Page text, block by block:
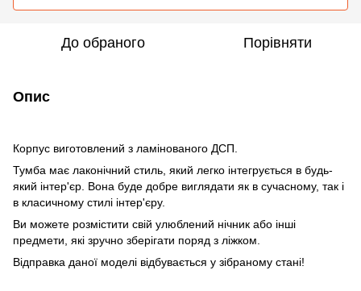
До обраного Порівняти
Опис
Корпус виготовлений з ламінованого ДСП.
Тумба має лаконічний стиль, який легко інтегрується в будь-
який інтер'єр. Вона буде добре виглядати як в сучасному, так і
в класичному стилі інтер'єру.
Ви можете розмістити свій улюблений нічник або інші
предмети, які зручно зберігати поряд з ліжком.
Відправка даної моделі відбувається у зібраному стані!